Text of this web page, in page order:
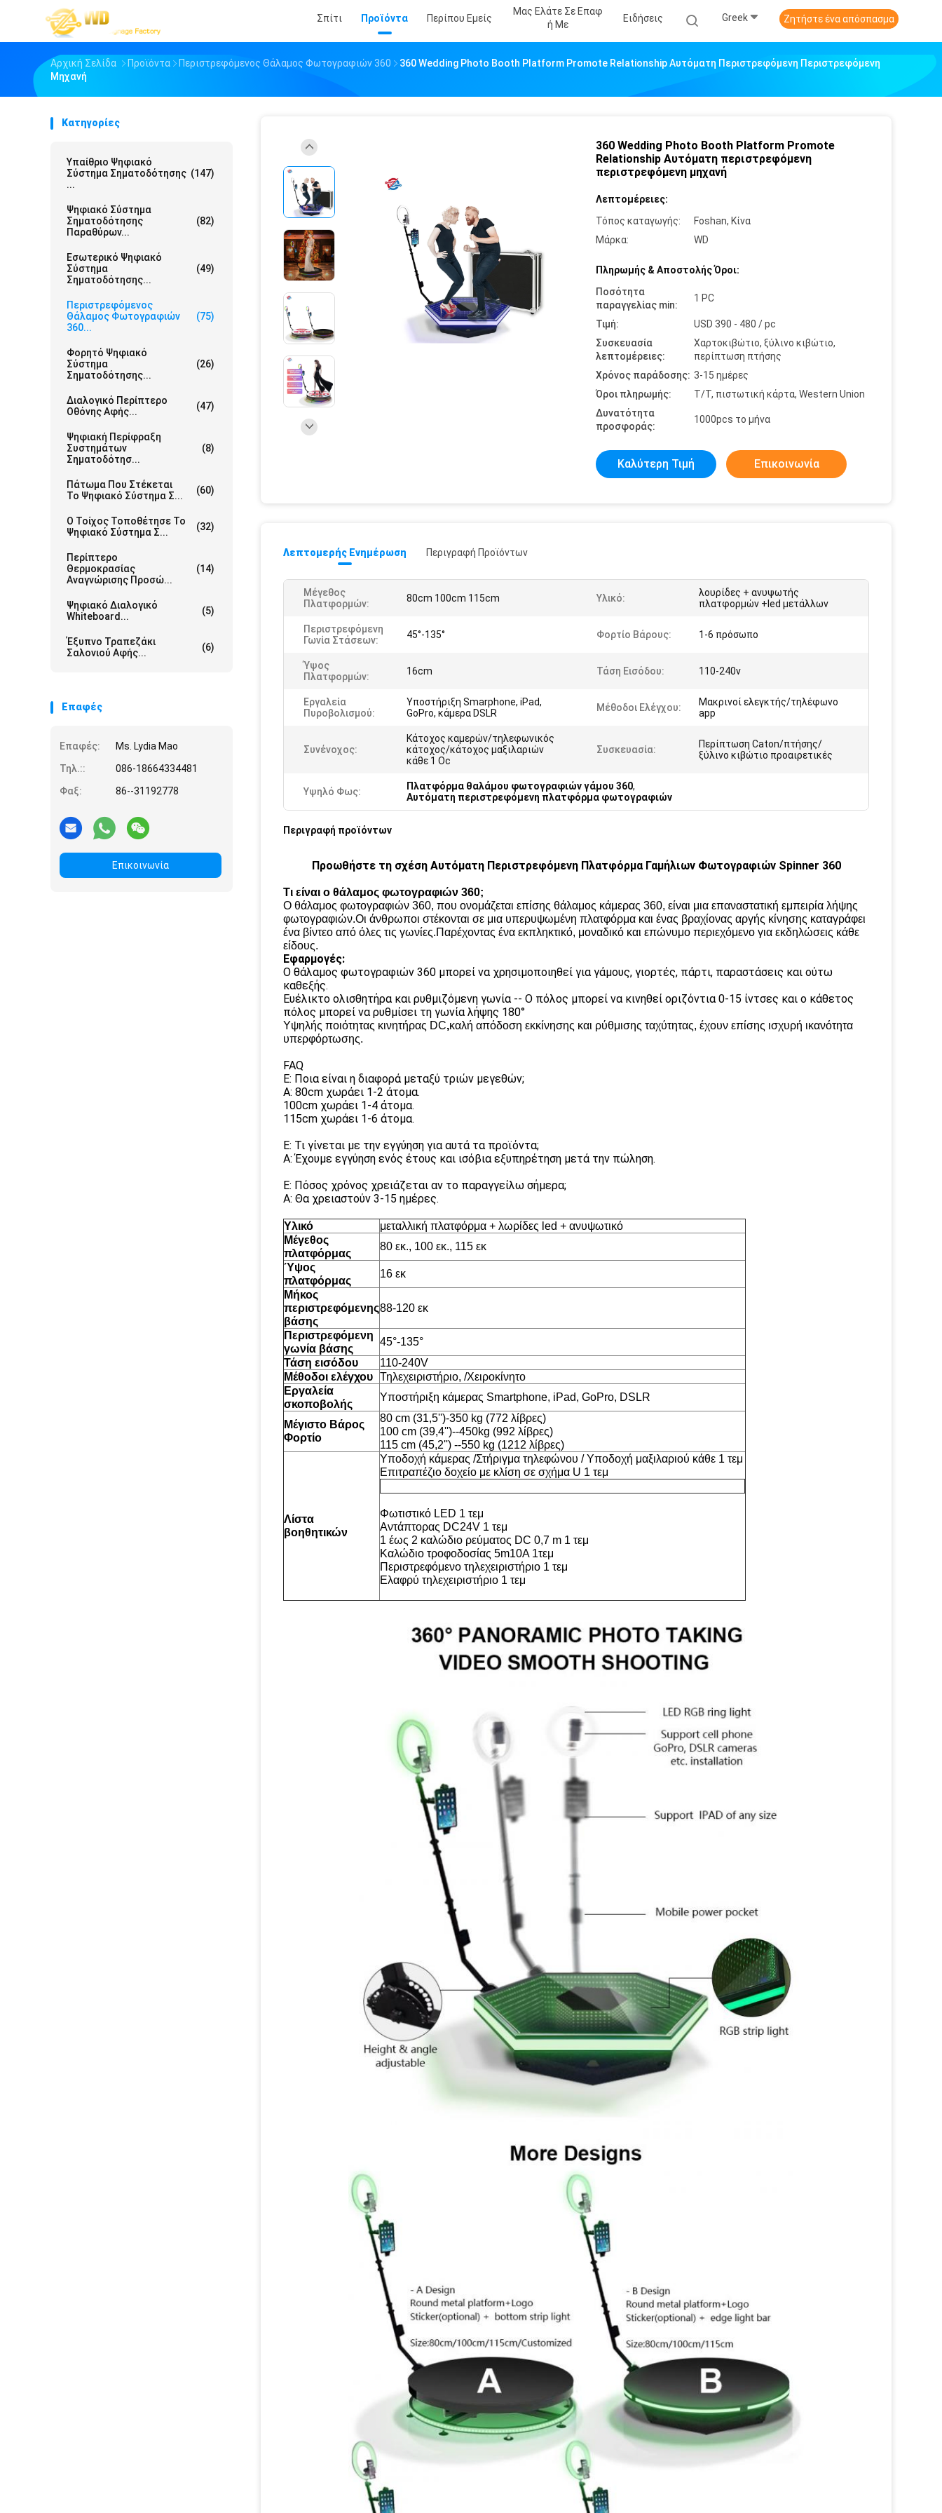
Σπίτι Προϊόντα Περίπου Εμείς
Μας Ελάτε Σε Επαφ
Ή Με
Ειδήσεις Greek Ζητήστε ένα απόσπασμα
Αρχική Σελίδα Προϊόντα Περιστρεφόμενος Θάλαμος Φωτογραφιών 360
360 Wedding Photo Booth Platform Promote Relationship Αυτόματη Περιστρεφόμενη Περιστρεφόμενη
Μηχανή
Κατηγορίες
Υπαίθριο Ψηφιακό
Σύστημα Σηματοδότησης
...
(147)
Ψηφιακό Σύστημα
Σηματοδότησης
Παραθύρων...
(82)
Εσωτερικό Ψηφιακό
Σύστημα
Σηματοδότησης...
(49)
Περιστρεφόμενος
Θάλαμος Φωτογραφιών
360...
(75)
Φορητό Ψηφιακό
Σύστημα
Σηματοδότησης...
(26)
Διαλογικό Περίπτερο
Οθόνης Αφής...
(47)
Ψηφιακή Περίφραξη
Συστημάτων
Σηματοδότησ...
(8)
Πάτωμα Που Στέκεται
Το Ψηφιακό Σύστημα Σ...
(60)
Ο Τοίχος Τοποθέτησε Το
Ψηφιακό Σύστημα Σ...
(32)
Περίπτερο
Θερμοκρασίας
Αναγνώρισης Προσώ...
(14)
Ψηφιακό Διαλογικό
Whiteboard...
(5)
Έξυπνο Τραπεζάκι
Σαλονιού Αφής...
(6)
Επαφές
Επαφές:
Ms. Lydia Mao
Τηλ.::
086-18664334481
Φαξ:
86--31192778
Επικοινωνία
360 Wedding Photo Booth Platform Promote
Relationship Αυτόματη περιστρεφόμενη
περιστρεφόμενη μηχανή
Λεπτομέρειες:
Τόπος καταγωγής:
Foshan, Κίνα
Μάρκα:
WD
Πληρωμής & Αποστολής Όροι:
Ποσότητα
παραγγελίας min:
1 PC
Τιμή:
USD 390 - 480 / pc
Συσκευασία
λεπτομέρειες:
Χαρτοκιβώτιο, ξύλινο κιβώτιο,
περίπτωση πτήσης
Χρόνος παράδοσης: 3-15 ημέρες
Όροι πληρωμής:
T/T, πιστωτική κάρτα, Western Union
Δυνατότητα
προσφοράς:
1000pcs το μήνα
Καλύτερη Τιμή Επικοινωνία
Λεπτομερής Ενημέρωση Περιγραφή Προϊόντων
Μέγεθος
Πλατφορμών:
80cm 100cm 115cm Υλικό:
λουρίδες + ανυψωτής
πλατφορμών +led μετάλλων
Περιστρεφόμενη
Γωνία Στάσεων:
45°-135° Φορτίο Βάρους: 1-6 πρόσωπο
Ύψος
Πλατφορμών:
16cm Τάση Εισόδου: 110-240v
Εργαλεία
Πυροβολισμού:
Υποστήριξη Smarphone, iPad,
GoPro, κάμερα DSLR
Μέθοδοι Ελέγχου:
Μακρινοί ελεγκτής/τηλέφωνο
app
Συνένοχος:
Κάτοχος καμερών/τηλεφωνικός
κάτοχος/κάτοχος μαξιλαριών
κάθε 1 Oc
Συσκευασία:
Περίπτωση Caton/πτήσης/
ξύλινο κιβώτιο προαιρετικές
Υψηλό Φως: Πλατφόρμα θαλάμου φωτογραφιών γάμου 360,
Αυτόματη περιστρεφόμενη πλατφόρμα φωτογραφιών
Περιγραφή προϊόντων
Προωθήστε τη σχέση Αυτόματη Περιστρεφόμενη Πλατφόρμα Γαμήλιων Φωτογραφιών Spinner 360
Τι είναι ο θάλαμος φωτογραφιών 360;
Ο θάλαμος φωτογραφιών 360, που ονομάζεται επίσης θάλαμος κάμερας 360, είναι μια επαναστατική εμπειρία λήψης
φωτογραφιών.Οι άνθρωποι στέκονται σε μια υπερυψωμένη πλατφόρμα και ένας βραχίονας αργής κίνησης καταγράφει
ένα βίντεο από όλες τις γωνίες.Παρέχοντας ένα εκπληκτικό, μοναδικό και επώνυμο περιεχόμενο για εκδηλώσεις κάθε
είδους.
Εφαρμογές:
Ο θάλαμος φωτογραφιών 360 μπορεί να χρησιμοποιηθεί για γάμους, γιορτές, πάρτι, παραστάσεις και ούτω
καθεξής.
Ευέλικτο ολισθητήρα και ρυθμιζόμενη γωνία -- Ο πόλος μπορεί να κινηθεί οριζόντια 0-15 ίντσες και ο κάθετος
πόλος μπορεί να ρυθμίσει τη γωνία λήψης 180°
Υψηλής ποιότητας κινητήρας DC,καλή απόδοση εκκίνησης και ρύθμισης ταχύτητας, έχουν επίσης ισχυρή ικανότητα
υπερφόρτωσης.
FAQ
Ε: Ποια είναι η διαφορά μεταξύ τριών μεγεθών;
Α: 80cm χωράει 1-2 άτομα.
100cm χωράει 1-4 άτομα.
115cm χωράει 1-6 άτομα.
Ε: Τι γίνεται με την εγγύηση για αυτά τα προϊόντα;
Α: Έχουμε εγγύηση ενός έτους και ισόβια εξυπηρέτηση μετά την πώληση.
Ε: Πόσος χρόνος χρειάζεται αν το παραγγείλω σήμερα;
Α: Θα χρειαστούν 3-15 ημέρες.
Υλικό
μεταλλική πλατφόρμα + λωρίδες led + ανυψωτικό
Μέγεθος
πλατφόρμας
80 εκ., 100 εκ., 115 εκ
Ύψος
πλατφόρμας
16 εκ
Μήκος
περιστρεφόμενης
βάσης
88-120 εκ
Περιστρεφόμενη
γωνία βάσης
45°-135°
Τάση εισόδου
110-240V
Μέθοδοι ελέγχου Τηλεχειριστήριο, /Χειροκίνητο
Εργαλεία
σκοποβολής
Υποστήριξη κάμερας Smartphone, iPad, GoPro, DSLR
Μέγιστο Βάρος
Φορτίο
80 cm (31,5'')-350 kg (772 λίβρες)
100 cm (39,4'')--450kg (992 λίβρες)
115 cm (45,2'') --550 kg (1212 λίβρες)
Λίστα
βοηθητικών
Υποδοχή κάμερας /Στήριγμα τηλεφώνου / Υποδοχή μαξιλαριού κάθε 1 τεμ
Επιτραπέζιο δοχείο με κλίση σε σχήμα U 1 τεμ
Φωτιστικό LED 1 τεμ
Αντάπτορας DC24V 1 τεμ
1 έως 2 καλώδιο ρεύματος DC 0,7 m 1 τεμ
Καλώδιο τροφοδοσίας 5m10A 1τεμ
Περιστρεφόμενο τηλεχειριστήριο 1 τεμ
Ελαφρύ τηλεχειριστήριο 1 τεμ